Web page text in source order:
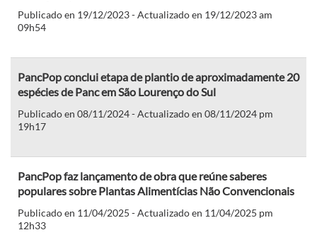
Publicado en 19/12/2023 - Actualizado en 19/12/2023 am
09h54
PancPop conclui etapa de plantio de aproximadamente 20
espécies de Panc em São Lourenço do Sul
Publicado en 08/11/2024 - Actualizado en 08/11/2024 pm
19h17
PancPop faz lançamento de obra que reúne saberes
populares sobre Plantas Alimentícias Não Convencionais
Publicado en 11/04/2025 - Actualizado en 11/04/2025 pm
12h33